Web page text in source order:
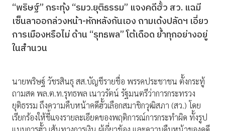
“พริษฐ์” กระทุ้ง “รมว.ยุติธรรม” แจงคดีฮั้ว สว. แฉมี
เซ็นลาออกล่วงหน้า-หักหลังกันเอง ถามเด้งปลัดฯ เอี่ยว
การเมืองหรือไม่ ด้าน “รุทธพล” โต้เดือด ย้ำทุกอย่างอยู่
ในสำนวน
นายพริษฐ์ วัชรสินธุ สส.บัญชีรายชื่อ พรรคประชาชน ตั้งกระทู้
ถามสด พล.ต.ท.รุทธพล เนาวรัตน์ รัฐมนตรีว่าการกระทรวง
ยุติธรรม ถึงความคืบหน้าคดีฮั้วเลือกสมาชิกวุฒิสภา (สว.) โดย
เรียกร้องให้ชี้แจงรายละเอียดของพฤติการณ์การกระทำผิด ทั้งรูป